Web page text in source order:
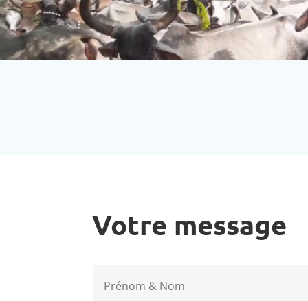
Votre message